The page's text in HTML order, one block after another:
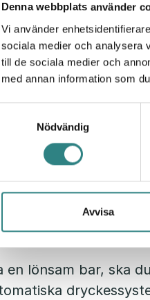
Denna webbplats använder
Vi använder
sociala medier och analysera
till de sociala medier och
med annan information som
Nödvändig
Avvisa
att det valda
också kopplar
lagerstyrning,
försäljning. Så det
och ha full
vi har på Trivec
i
(bar
en lönsam bar, ska